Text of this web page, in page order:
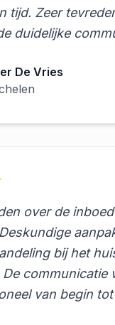
tijd. Zeer
duidelijke
De Vries
over de
bij het
De communicatie
van begin